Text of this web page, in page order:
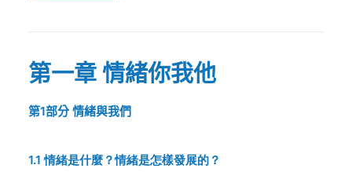
第一章 情緒你我他
第1部分情緒與我們
1.1情緒是什麼？情緒是怎樣發展的 ？